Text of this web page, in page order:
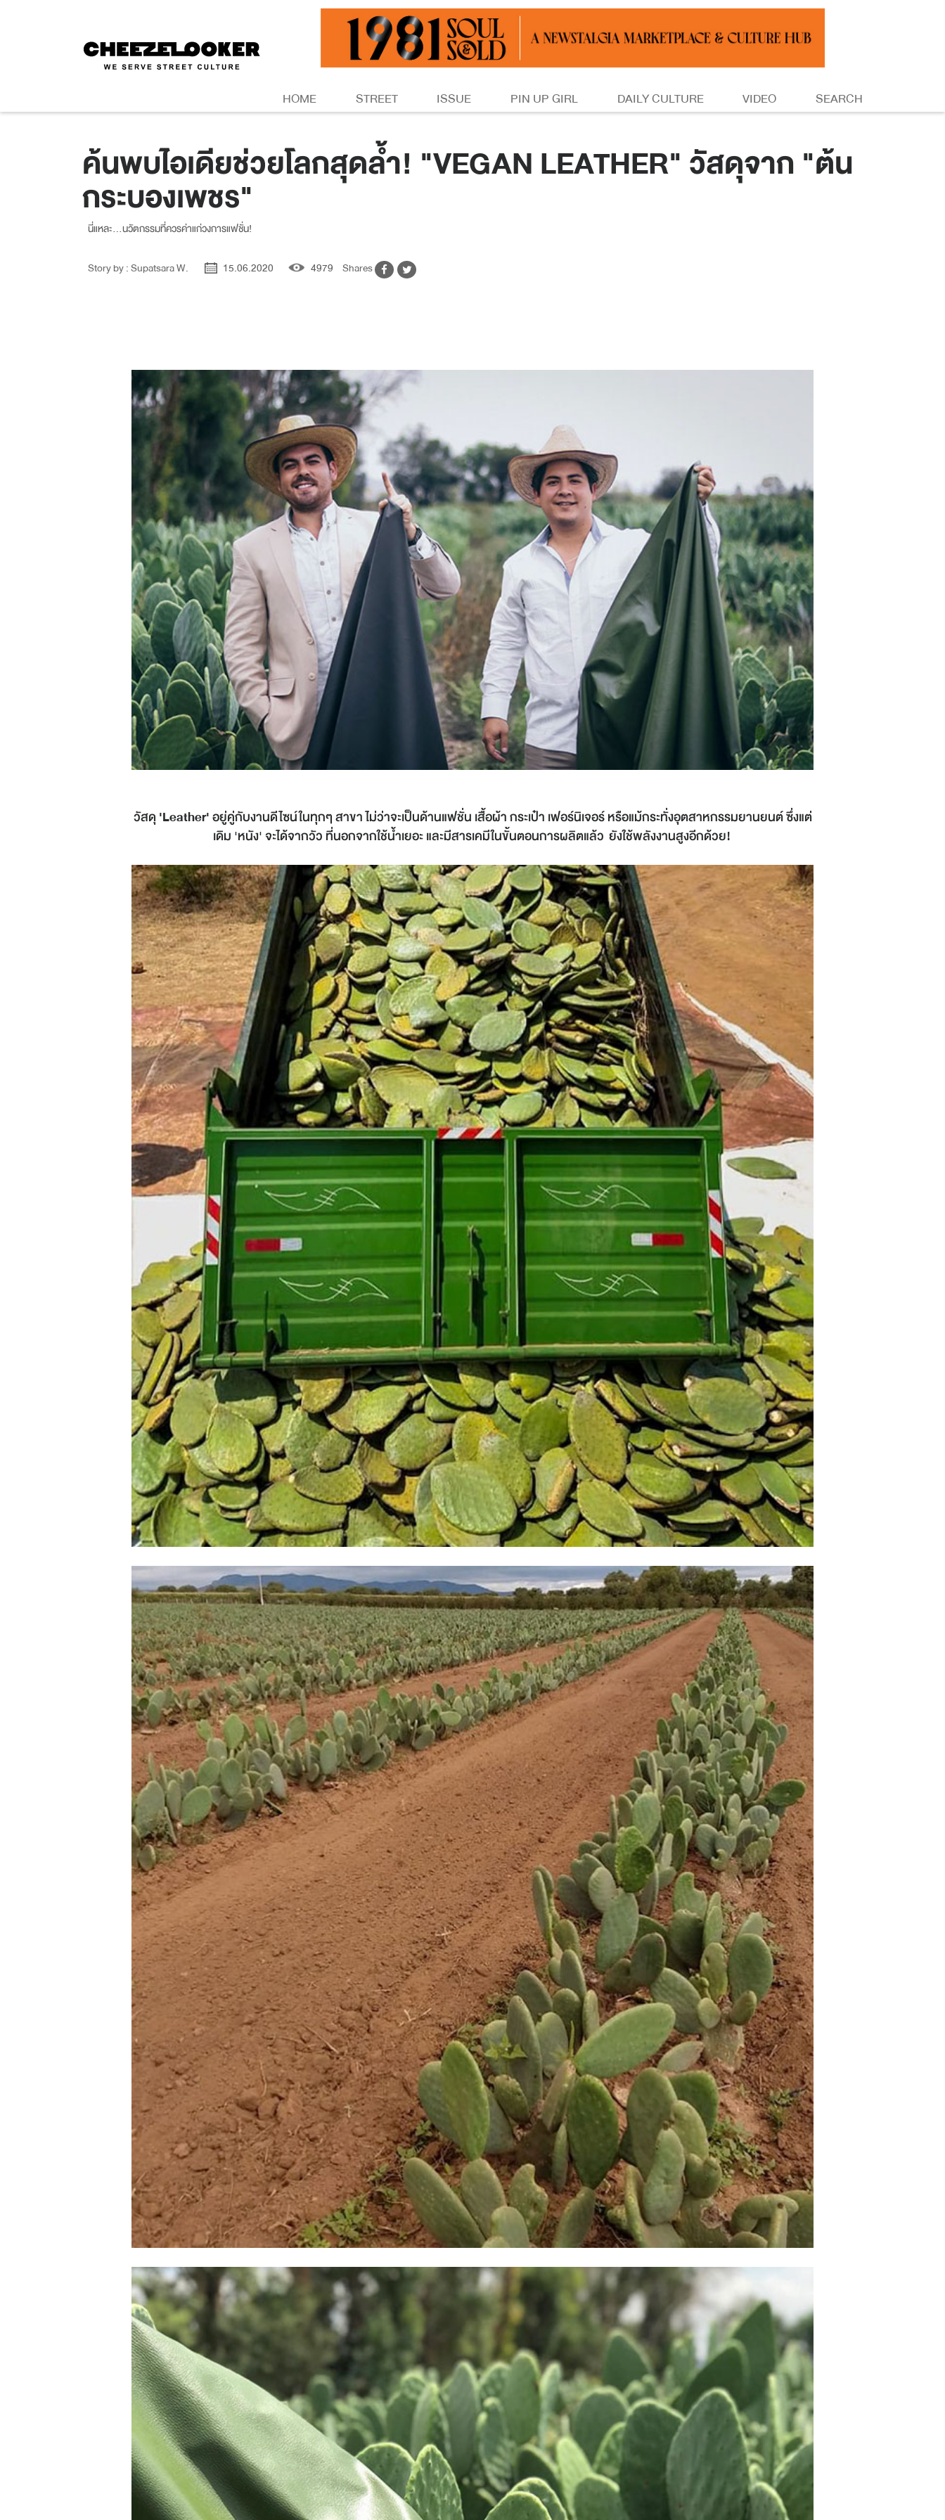
HOME STREET ISSUE PIN UP GIRL DAILY CULTURE VIDEO SEARCH
ค้นพบไอเดียช่วยโลกสุดล้ำ! "VEGAN LEATHER" วัสดุจาก "ต้น
กระบองเพชร"
นี่แหละ...นวัตกรรมที่ควรค่าแก่วงการแฟชั่น!
Story by : Supatsara W. 15.06.2020 4979 Shares
วัสดุ 'Leather'อยู่คู่กับงานดีไซน์ในทุกๆ สาขา ไม่ว่าจะเป็นด้านแฟชั่น เสื้อผ้า กระเป๋า เฟอร์นิเจอร์ หรือแม้กระทั่งอุตสาหกรรมยานยนต์ ซึ่งแต่
เดิม 'หนัง' จะได้จากวัว ที่นอกจากใช้น้ำเยอะ และมีสารเคมีในขั้นตอนการผลิตแล้ว ยังใช้พลังงานสูงอีกด้วย!